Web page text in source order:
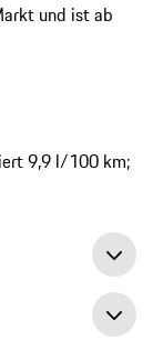
und ist ab
9,9 l/100 km;